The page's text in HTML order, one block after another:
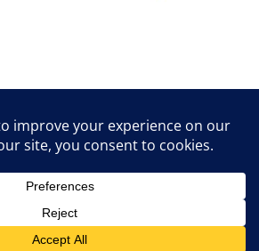
tippek & trükkök
powered by Media1• Készült
GeneratePress